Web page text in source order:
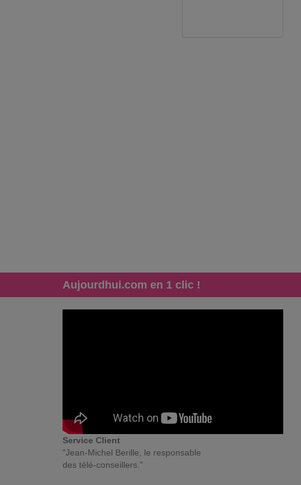
Aujourdhui.com en 1 clic !
Service Client
"Jean-Michel Berille, le responsable
des télé-conseillers."